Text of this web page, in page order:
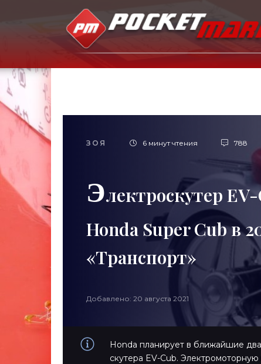
ЗОЯ 6 минут чтения 788
Электроскутер
Honda Super Cub в
«Транспорт»
Добавлено: 20 августа 2021
Honda планирует в ближайшие
скутера EV-Cub.